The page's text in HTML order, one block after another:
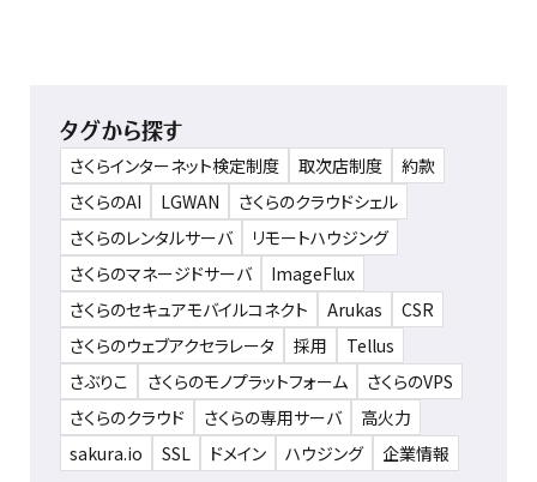
タグから探す
さくらインターネット検定制度 取次店制度
約款
さくらのAI
LGWAN
さくらのクラウドシェル
さくらのレンタルサーバ
リモートハウジング
さくらのマネージドサーバ
ImageFlux
さくらのセキュアモバイルコネクト
Arukas
CSR
さくらのウェブアクセラレータ
採用
Tellus
さぶりこ
さくらのモノプラットフォーム
さくらのVPS
さくらのクラウド
さくらの専用サーバ
高火力
sakura.io
SSL ドメイン ハウジング 企業情報